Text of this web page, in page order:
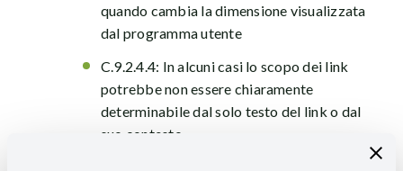
quando cambia la dimensione visualizzata
dal programma utente
C.9.2.4.4: In alcuni casi lo scopo dei link
potrebbe non essere chiaramente
determinabile dal solo testo del link o dal
suo contesto